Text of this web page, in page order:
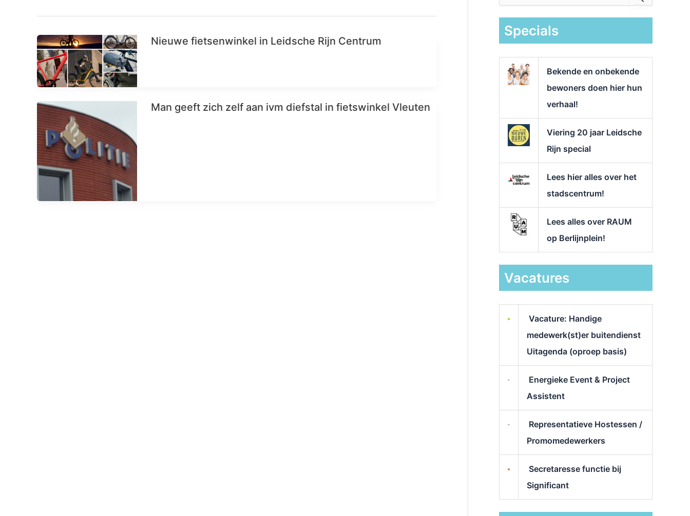
Nieuwe fietsenwinkel in Leidsche Rijn Centrum
Man geeft zich zelf aan ivm diefstal in fietswinkel Vleuten
k
Specials
Bekende en onbekende
bewoners doen hier hun
verhaal!
Viering 20 jaar Leidsche
Rijn special
Lees hier alles over het
stadscentrum!
Lees alles over RAUM
op Berlijnplein!
Vacatures
Vacature: Handige
medewerk(st)er buitendienst
Uitagenda (oproep basis)
Energieke Event & Project
Assistent
Representatieve Hostessen /
Promomedewerkers
Secretaresse functie bij
Significant